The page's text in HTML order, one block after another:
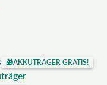
🎁AKKUTRÄGER GRATIS!